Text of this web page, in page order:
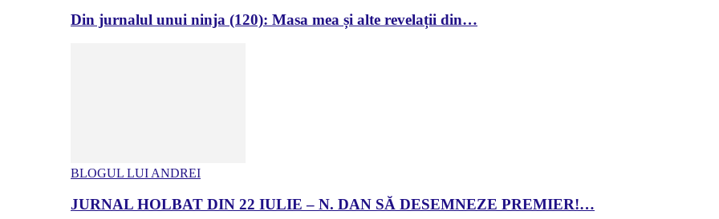
Din jurnalul unui ninja (120): Masa mea și alte revelații din…
BLOGUL LUI ANDREI
JURNAL HOLBAT DIN 22 IULIE – N. DAN SĂ DESEMNEZE PREMIER!…